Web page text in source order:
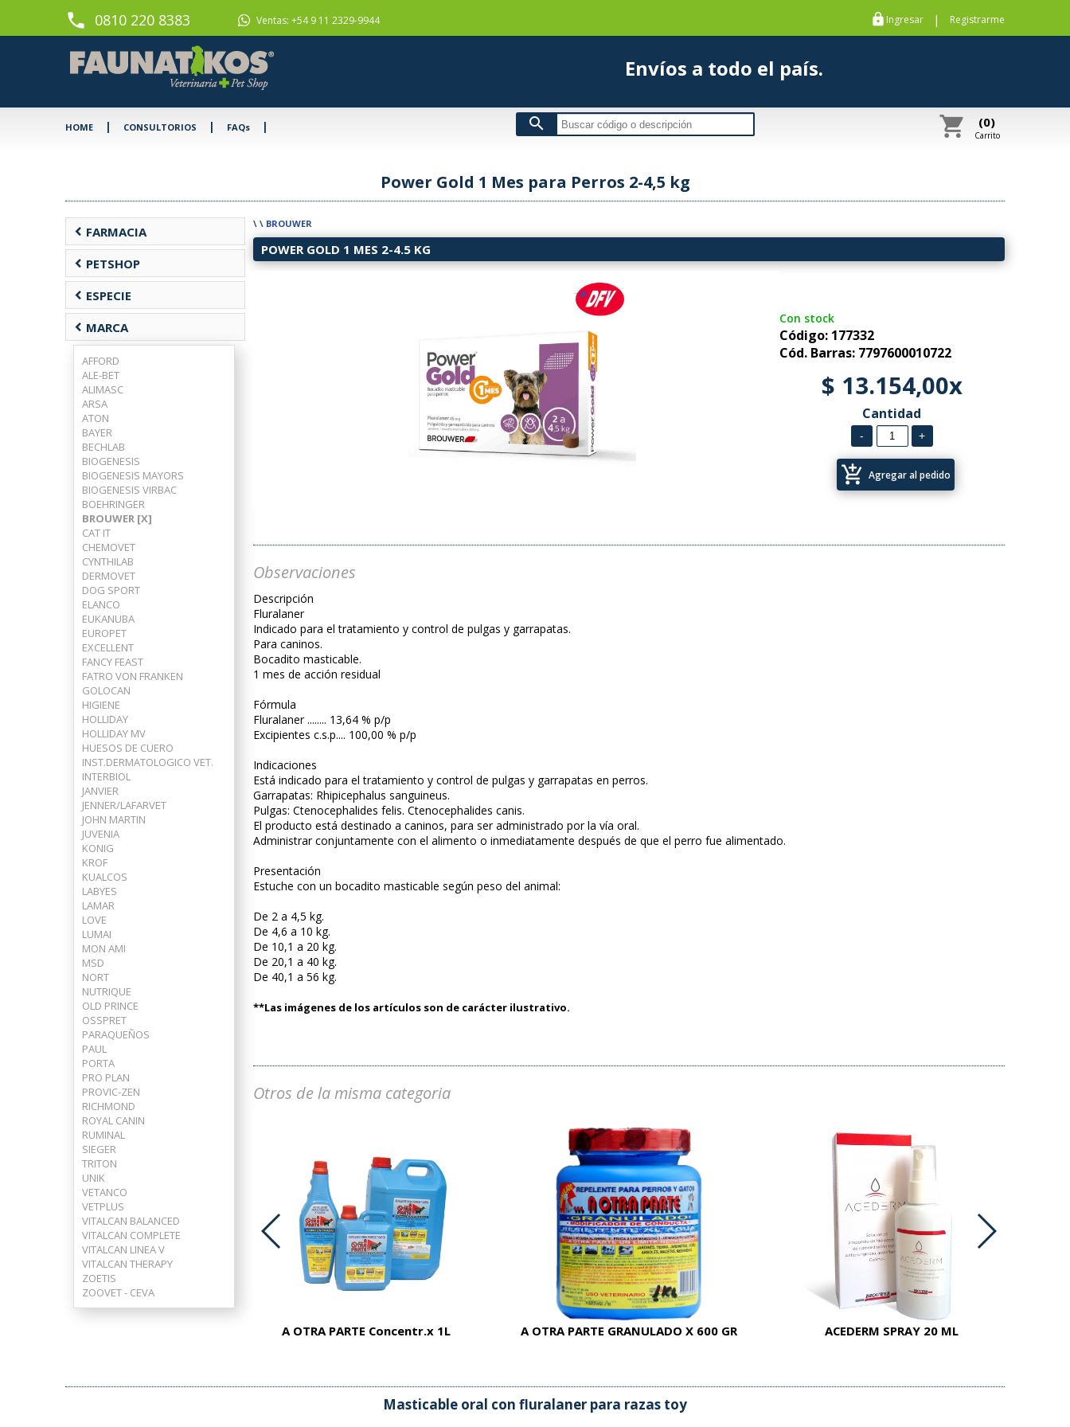
phone 0810 220 8383 Ventas: +54 9 11 2329-9944 https Ingresar | Registrarme
Envíos a todo el país.
HOME | CONSULTORIOS | FAQs | search shopping_cart (0)
Carrito
Power Gold 1 Mes para Perros 2-4,5 kg
chevron_left FARMACIA
chevron_left PETSHOP
chevron_left ESPECIE
chevron_left MARCA
AFFORD
ALE-BET
ALIMASC
ARSA
ATON
BAYER
BECHLAB
BIOGENESIS
BIOGENESIS MAYORS
BIOGENESIS VIRBAC
BOEHRINGER
BROUWER [X]
CAT IT
CHEMOVET
CYNTHILAB
DERMOVET
DOG SPORT
ELANCO
EUKANUBA
EUROPET
EXCELLENT
FANCY FEAST
FATRO VON FRANKEN
GOLOCAN
HIGIENE
HOLLIDAY
HOLLIDAY MV
HUESOS DE CUERO
INST.DERMATOLOGICO VET.
INTERBIOL
JANVIER
JENNER/LAFARVET
JOHN MARTIN
JUVENIA
KONIG
KROF
KUALCOS
LABYES
LAMAR
LOVE
LUMAI
MON AMI
MSD
NORT
NUTRIQUE
OLD PRINCE
OSSPRET
PARAQUEÑOS
PAUL
PORTA
PRO PLAN
PROVIC-ZEN
RICHMOND
ROYAL CANIN
RUMINAL
SIEGER
TRITON
UNIK
VETANCO
VETPLUS
VITALCAN BALANCED
VITALCAN COMPLETE
VITALCAN LINEA V
VITALCAN THERAPY
ZOETIS
ZOOVET - CEVA
\ \ BROUWER
POWER GOLD 1 MES 2-4.5 KG
Con stock
Código: 177332
Cód. Barras: 7797600010722
$ 13.154,00x
Cantidad
add_shopping_cart Agregar al pedido
Observaciones
Descripción
Fluralaner
Indicado para el tratamiento y control de pulgas y garrapatas.
Para caninos.
Bocadito masticable.
1 mes de acción residual
Fórmula
Fluralaner ........ 13,64 % p/p
Excipientes c.s.p.... 100,00 % p/p
Indicaciones
Está indicado para el tratamiento y control de pulgas y garrapatas en perros.
Garrapatas: Rhipicephalus sanguineus.
Pulgas: Ctenocephalides felis. Ctenocephalides canis.
El producto está destinado a caninos, para ser administrado por la vía oral.
Administrar conjuntamente con el alimento o inmediatamente después de que el perro fue alimentado.
Presentación
Estuche con un bocadito masticable según peso del animal:
De 2 a 4,5 kg.
De 4,6 a 10 kg.
De 10,1 a 20 kg.
De 20,1 a 40 kg.
De 40,1 a 56 kg.
**Las imágenes de los artículos son de carácter ilustrativo.
Otros de la misma categoria
ADVOCATE PERROS 25-40 KG
A OTRA PARTE Concentr.x 1L A OTRA PARTE GRANULADO X 600 GR ACEDERM SPRAY 20 ML
Masticable oral con fluralaner para razas toy